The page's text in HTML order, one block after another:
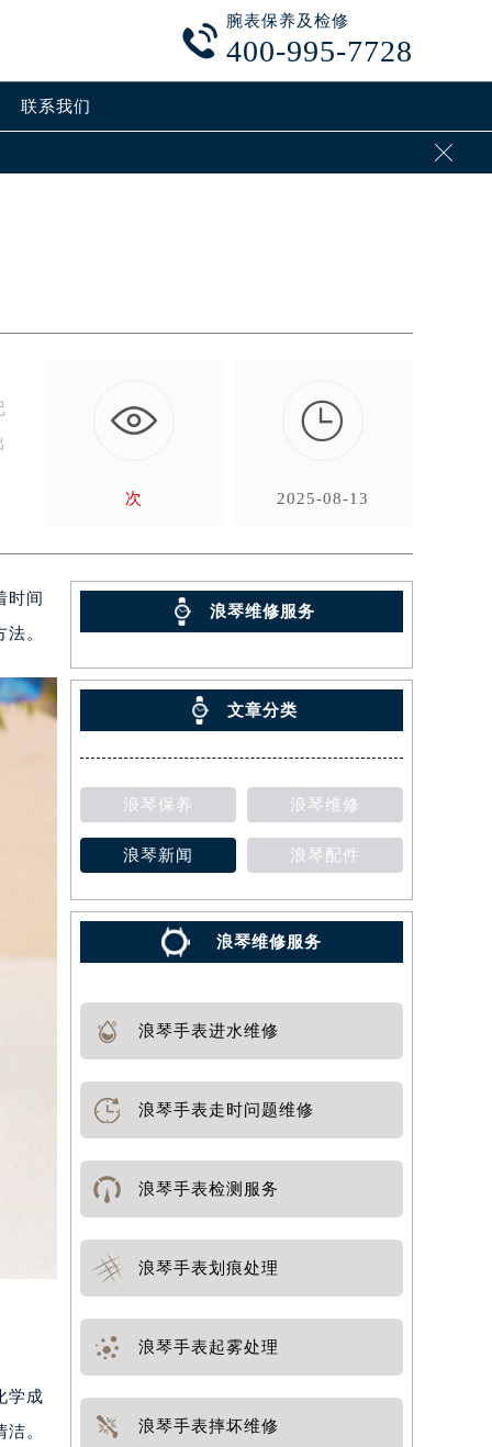

腕表保养及检修
400-995-7728
联系我们

次

2025-08-13
时间
。
学成
。
浪琴维修服务
文章分类
浪琴保养 浪琴维修
浪琴新闻 浪琴配件
浪琴维修服务
浪琴手表进水维修
浪琴手表走时问题维修
浪琴手表检测服务
浪琴手表划痕处理
浪琴手表起雾处理
浪琴手表摔坏维修